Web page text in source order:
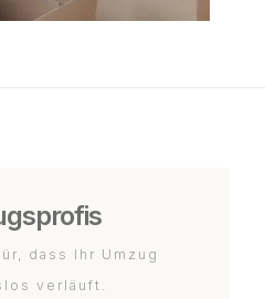
dass Ihr Umzug
verläuft.